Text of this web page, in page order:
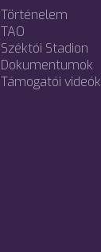
Történelem
TAO
Széktói Stadion
Dokumentumok
Támogatói videók